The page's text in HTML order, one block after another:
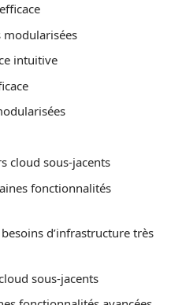
intuitive
cloud sous-jacents
fonctionnalités
d’infrastructure très
sous-jacents